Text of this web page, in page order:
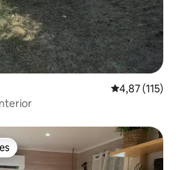
4,87 de uma
4,87 (115)
dos hóspedes